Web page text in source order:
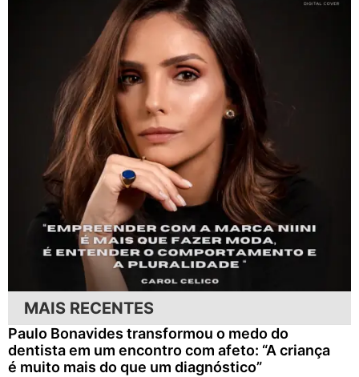
MAIS RECENTES
Paulo Bonavides transformou o medo do
dentista em um encontro com afeto: “A criança
é muito mais do que um diagnóstico”